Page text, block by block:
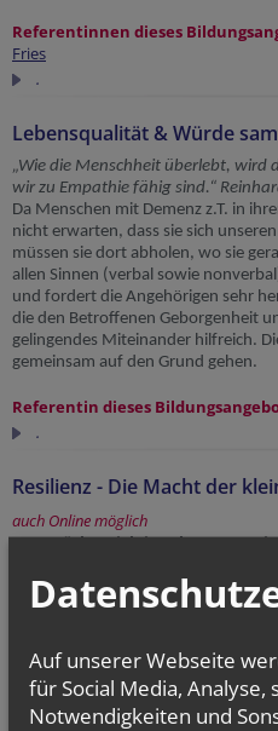
Referentinnen dieses
Fries
.
Lebensqualität & Würde
„Wie die Menschheit überlebt,
wir zu Empathie fähig sind.“
Da Menschen mit Demenz z.T. in
nicht erwarten, dass sie sich
müssen sie dort abholen, wo sie
allen Sinnen (verbal sowie
und fordert die Angehörigen sehr
die den Betroffenen Geborgenheit
gelingendes Miteinander hilfreich.
gemeinsam auf den Grund gehen.
Referentin dieses
.
Resilienz - Die Macht der
auch Online möglich
Was stärkt mich in schweren
Niederlagen umzugehen – d.h. sie
daraus zu lernen. Gerade in Zeiten
lachen oder handeln - wieder
Referentin dieses
.
Auf unserer Webseite
für Social Media, Analyse,
Notwendigkeiten und